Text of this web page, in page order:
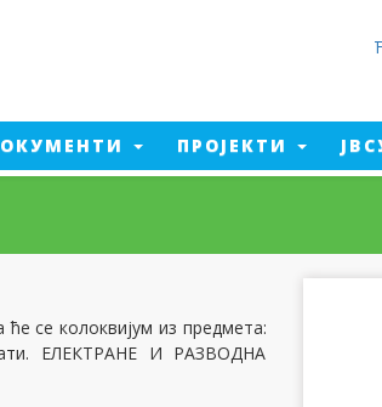
- 2026
ПРОЈЕКТИ
се колоквијум из предмета:
ЕЛЕКТРАНЕ И РАЗВОДНА